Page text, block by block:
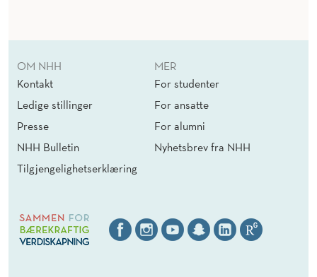
OM NHH
Kontakt
Ledige stillinger
Presse
NHH Bulletin
Tilgjengelighetserklæring
MER
For studenter
For ansatte
For alumni
Nyhetsbrev fra NHH